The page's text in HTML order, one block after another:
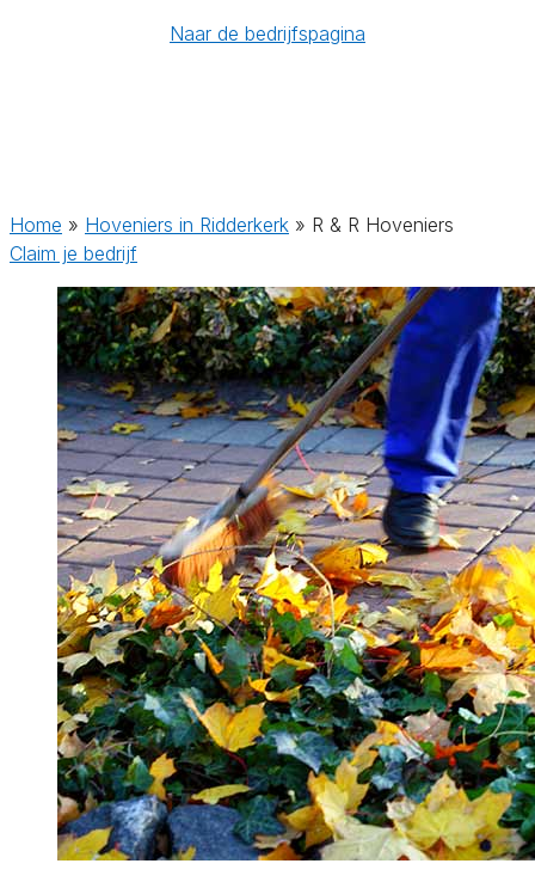
Naar de bedrijfspagina
Home » Hoveniers in Ridderkerk » R & R Hoveniers
Claim je bedrijf